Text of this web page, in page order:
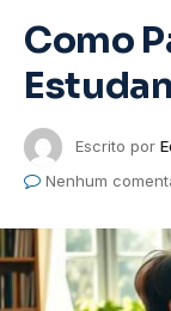
Como
Escrito por
Nenhum